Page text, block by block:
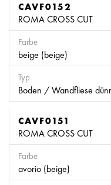
CAVF0152
ROMA CROSS CUT
Farbe
beige (beige)
Typ
Boden / Wandfliese
CAVF0151
ROMA CROSS CUT
Farbe
avorio (beige)